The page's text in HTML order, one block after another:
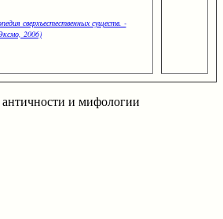
сверхъестественных существ. -
2006)
и мифологии